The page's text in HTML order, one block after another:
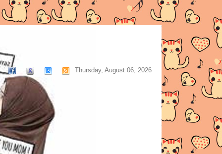
Thursday, August 06, 2026